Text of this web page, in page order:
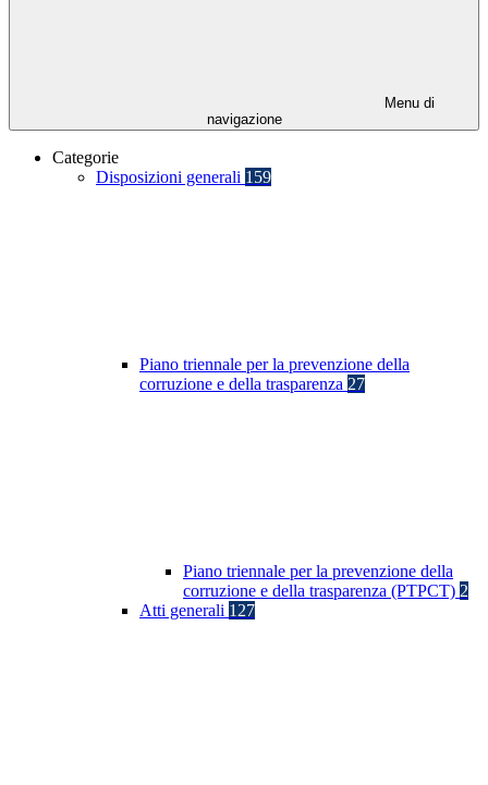
Menu di
navigazione
Categorie
Disposizioni generali 159
Piano triennale per la prevenzione della
corruzione e della trasparenza 27
Piano triennale per la prevenzione della
corruzione e della trasparenza (PTPCT) 2
Atti generali 127